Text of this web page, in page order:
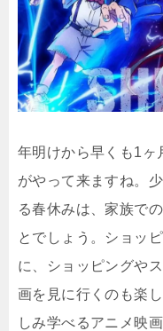
年明けから早くも1ヶ
がやって来ますね。
る春休みは、家族で
とでしょう。ショッ
に、ショッピングや
画を見に行くのも楽
しみ学べるアニメ映